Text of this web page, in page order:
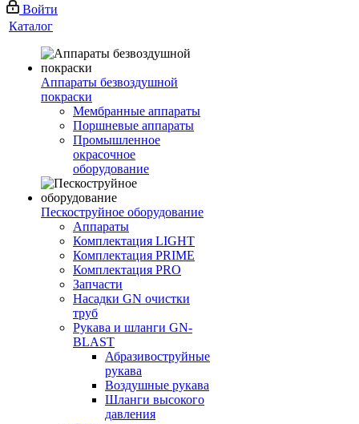
Войти
Каталог
Аппараты безвоздушной
покраски
Мембранные аппараты
Поршневые аппараты
Промышленное
окрасочное
оборудование
Пескоструйное оборудование
Аппараты
Комплектация LIGHT
Комплектация PRIME
Комплектация PRO
Запчасти
Насадки GN очистки
труб
Рукава и шланги GN-
BLAST
Абразивоструйные
рукава
Воздушные рукава
Шланги высокого
давления